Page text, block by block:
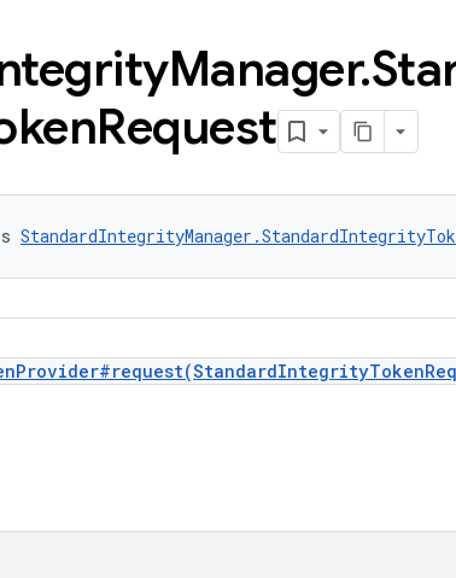
Manager.
Request